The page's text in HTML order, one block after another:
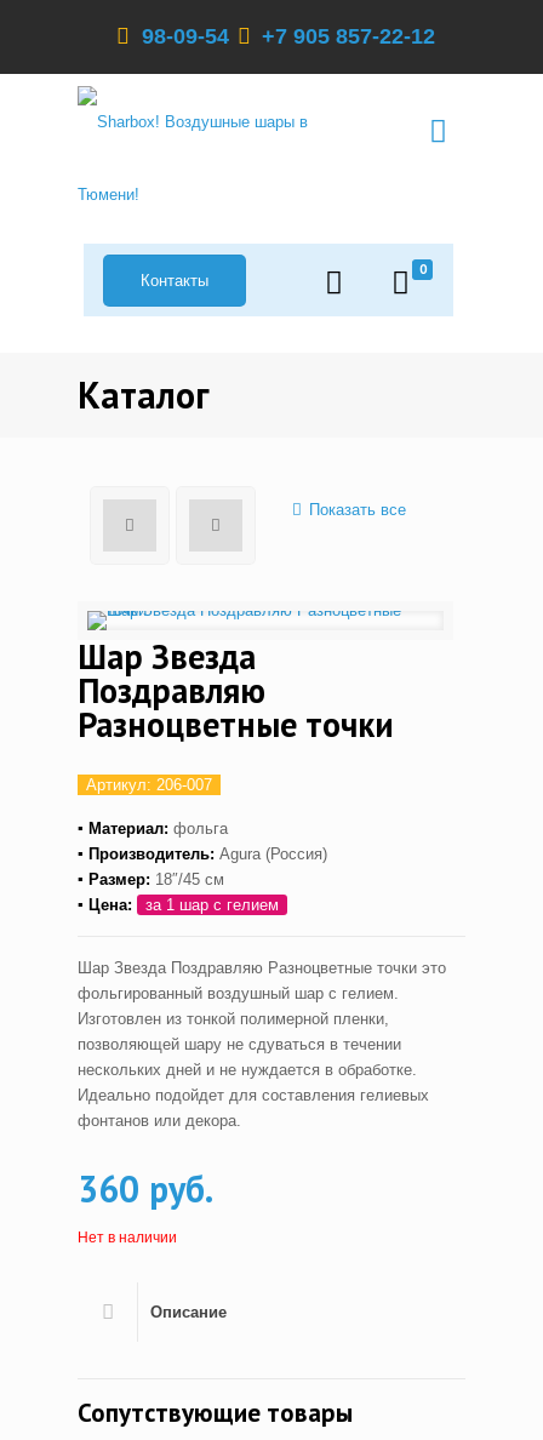
98-09-54 +7 905 857-22-12
0
Контакты
Каталог
Показать все
Шар Звезда
Поздравляю
Разноцветные точки
Артикул: 206-007
▪ Материал: фольга
▪ Производитель: Agura (Россия)
▪ Размер: 18″/45 см
▪ Цена:
за 1 шар с гелием
Шар Звезда Поздравляю Разноцветные точки это
фольгированный воздушный шар с гелием.
Изготовлен из тонкой полимерной пленки,
позволяющей шару не сдуваться в течении
нескольких дней и не нуждается в обработке.
Идеально подойдет для составления гелиевых
фонтанов или декора.
360 руб.
Нет в наличии
Описание
Сопутствующие товары